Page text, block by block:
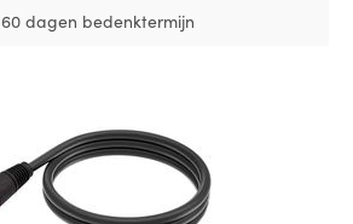
60 dagen bedenktermijn